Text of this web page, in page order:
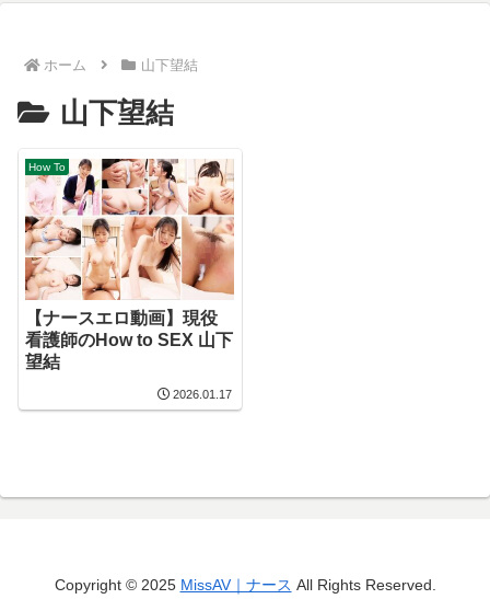
ホーム 山下望結
山下望結
How To
【ナースエロ動画】現役
看護師のHow to SEX 山下
望結
2026.01.17
Copyright © 2025 MissAV｜ナース All Rights Reserved.